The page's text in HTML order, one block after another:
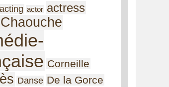
acting actor actress
Chaouche
Corneille
Danse De la Gorce